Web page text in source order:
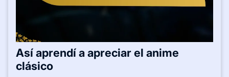
Así aprendí a apreciar el anime
clásico